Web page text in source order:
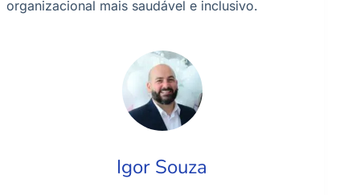
organizacional mais saudável e inclusivo.
Igor Souza